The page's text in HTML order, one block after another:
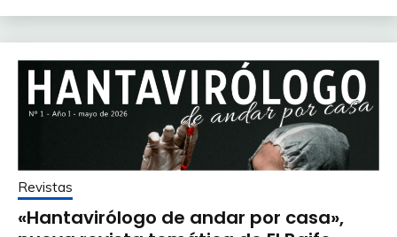
Revistas
«Hantavirólogo de andar por casa»,